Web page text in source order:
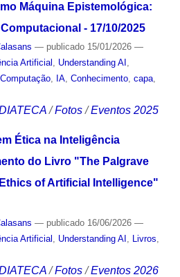
Máquina Epistemológica:
- 17/10/2025
— publicado15/01/2026 —
Artificial , Understanding AI ,
Computação, IA, Conhecimento, capa,
/Fotos /Eventos 2025
Ética na Inteligência
do Livro "The Palgrave
of Artificial Intelligence"
— publicado16/06/2026 —
Artificial Understanding AI Livros
/Fotos /Eventos 2026